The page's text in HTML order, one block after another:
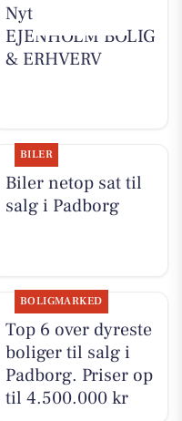
Nyt fra
EJENHOLM BOLIG
& ERHVERV
BILER
Biler netop sat til
salg i Padborg
BOLIGMARKED
Top 6 over dyreste
boliger til salg i
Padborg. Priser op
til 4.500.000 kr